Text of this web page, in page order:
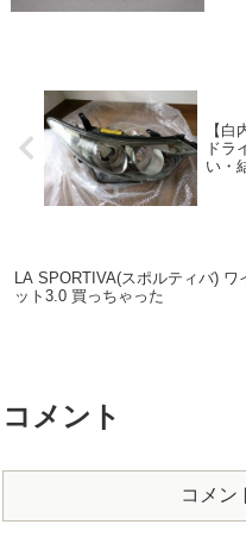
【
ドラ
い・
LA SPORTIVA(スポルティバ) ワ
ット3.0 買っちゃった
コメント
コメン